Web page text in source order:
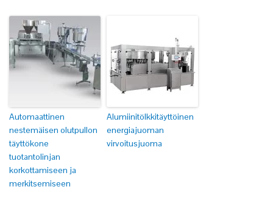
Automaattinen
nestemäisen olutpullon
täyttökone
tuotantolinjan
korkottamiseen ja
merkitsemiseen
Alumiinitölkkitäyttöinen
energiajuoman
virvoitusjuoma